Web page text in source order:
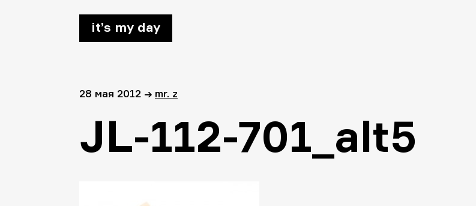
it’s my day
28 мая 2012 → mr. z
JL-112-701_alt5